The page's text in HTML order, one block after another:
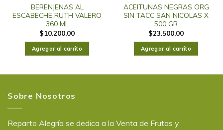
BERENJENAS AL
ESCABECHE RUTH VALERO
360 ML
$10.200,00
Agregar al carrito
ACEITUNAS NEGRAS ORG
SIN TACC SAN NICOLAS X
500 GR
$23.500,00
Agregar al carrito
Sobre Nosotros
Reparto Alegría se dedica a la Venta de Frutas y